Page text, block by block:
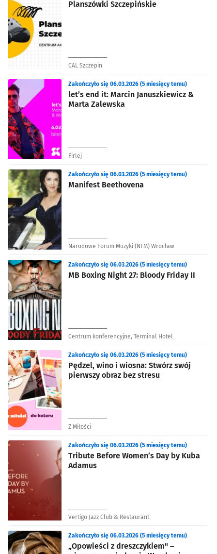
Planszówki Szczepińskie
CAL Szczepin
let’s end it: Marcin Januszkiewicz &
Marta Zalewska
Zakończyło się 06.03.2026 (5 miesięcy temu)
Firlej
Manifest Beethovena
Zakończyło się 06.03.2026 (5 miesięcy temu)
Narodowe Forum Muzyki (NFM) Wrocław
MB Boxing Night 27: Bloody Friday II
Zakończyło się 06.03.2026 (5 miesięcy temu)
Centrum konferencyjne, Terminal Hotel
Pędzel, wino i wiosna: Stwórz swój
pierwszy obraz bez stresu
Zakończyło się 06.03.2026 (5 miesięcy temu)
Z Miłości
Tribute Before Women’s Day by Kuba
Adamus
Zakończyło się 06.03.2026 (5 miesięcy temu)
Vertigo Jazz Club & Restaurant
„Opowieści z dreszczykiem" –
Zakończyło się 06.03.2026 (5 miesięcy temu)